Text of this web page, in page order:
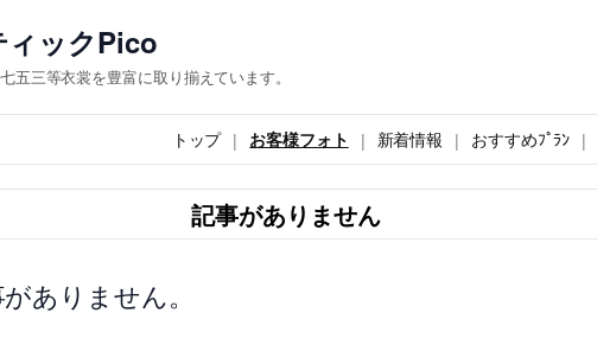
ィックPico
五三等衣裳を豊富に取り揃えています。
トップ お客様フォト 新着情報 おすすめﾌﾟﾗﾝ
記事がありません
ありません。